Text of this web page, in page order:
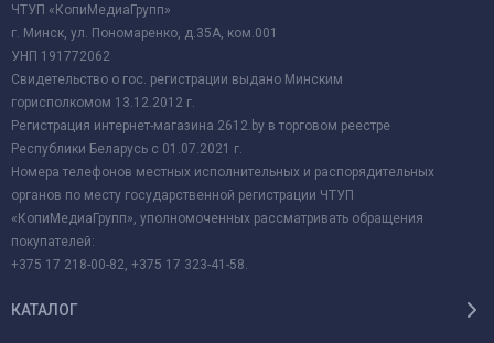
ЧТУП «КопиМедиаГрупп»
г. Минск, ул. Пономаренко, д.35А, ком.001
УНП 191772062
Свидетельство о гос. регистрации выдано Минским
горисполкомом 13.12.2012 г.
Регистрация интернет-магазина 2612.by в торговом реестре
Республики Беларусь с 01.07.2021 г.
Номера телефонов местных исполнительных и распорядительных
органов по месту государственной регистрации ЧТУП
«КопиМедиаГрупп», уполномоченных рассматривать обращения
покупателей:
+375 17 218-00-82, +375 17 323-41-58.
КАТАЛОГ